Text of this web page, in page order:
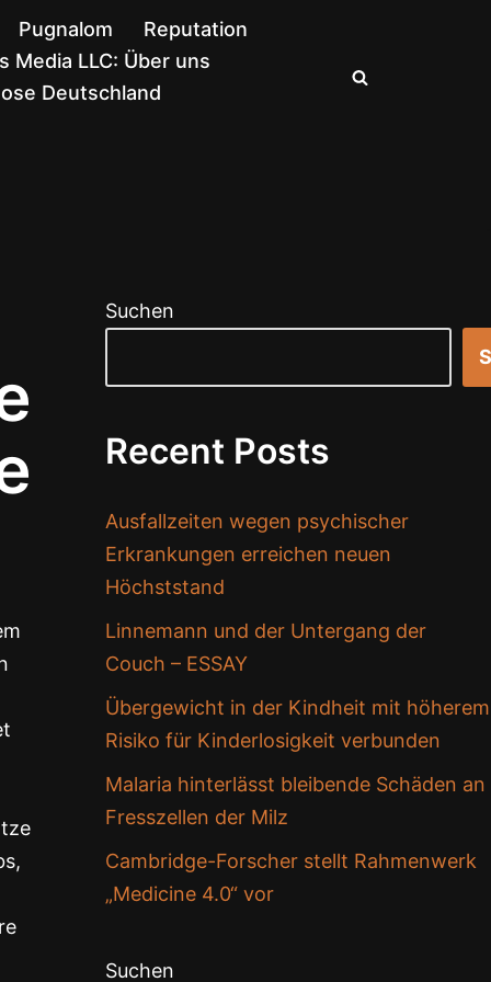
Pugnalom
Reputation
Media LLC: Über uns
Deutschland
Suchen
Recent Posts
Ausfallzeiten wegen psychischer
Erkrankungen erreichen neuen
Höchststand
Linnemann und der Untergang der
Couch – ESSAY
Übergewicht in der Kindheit mit höherem
Risiko für Kinderlosigkeit verbunden
Malaria hinterlässt bleibende Schäden an
Fresszellen der Milz
Cambridge-Forscher stellt Rahmenwerk
„Medicine 4.0“ vor
Suchen